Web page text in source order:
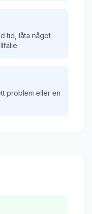
tid, låta något
problem eller en